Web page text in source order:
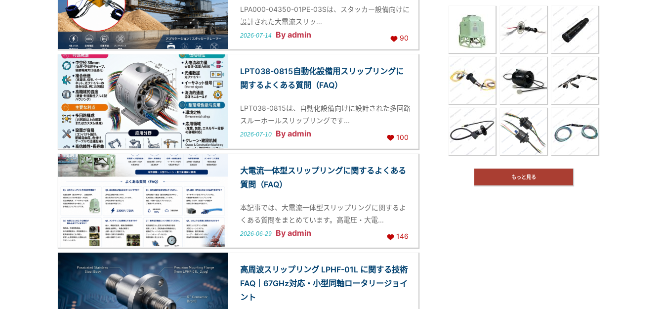
LPA000-04350-01PE-03Sは、スタッカー設備向けに
設計された大電流スリッ...
2026-07-14 By admin 90
LPT038-0815自動化設備用スリップリングに
関するよくある質問（FAQ）
LPT038-0815は、自動化設備向けに設計された多回路
スルーホールスリップリングです...
2026-07-10 By admin 100
大電流一体型スリップリングに関するよくある
質問（FAQ）
本記事では、大電流一体型スリップリングに関するよ
くある質問をまとめています。高電圧・大電...
2026-06-29 By admin 146
高周波スリップリング LPHF-01L に関する技術
FAQ｜67GHz対応・小型同軸ロータリージョイ
ント
もっと見る